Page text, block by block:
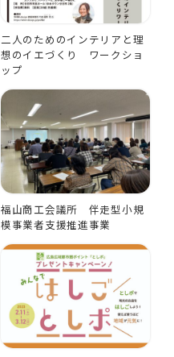
二人のためのインテリアと理
想のイエづくり ワークショ
ップ
福山商工会議所 伴走型小規
模事業者支援推進事業